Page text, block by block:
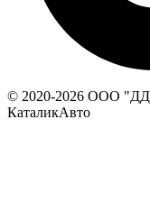
© 2020-2026 ООО
КаталикАвто